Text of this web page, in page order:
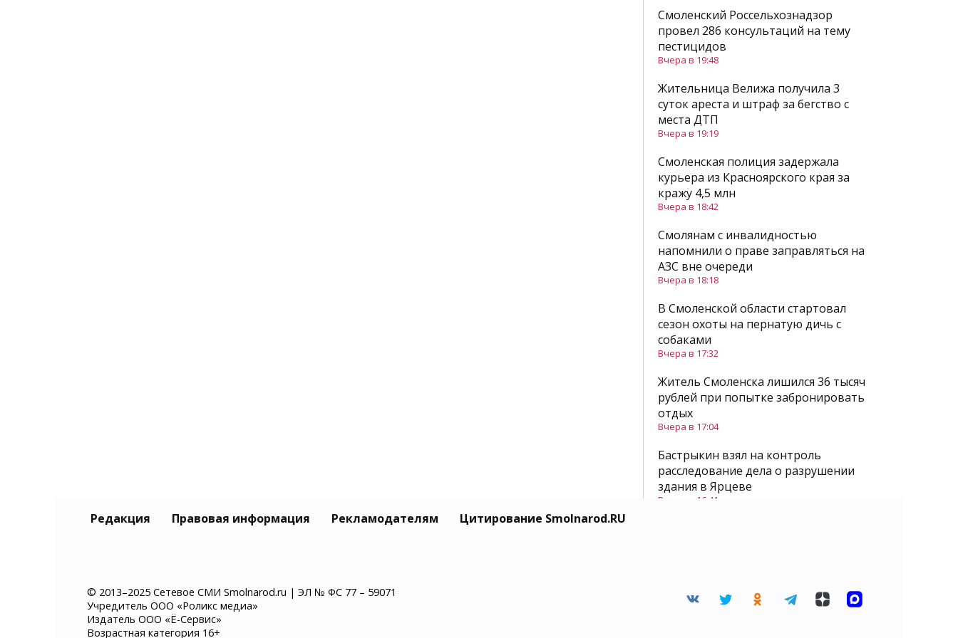
Смоленский Россельхознадзор
провел 286 консультаций на тему
пестицидов
Вчера в 19:48
Жительница Велижа получила 3
суток ареста и штраф за бегство с
места ДТП
Вчера в 19:19
Смоленская полиция задержала
курьера из Красноярского края за
кражу 4,5 млн
Вчера в 18:42
Смолянам с инвалидностью
напомнили о праве заправляться на
АЗС вне очереди
Вчера в 18:18
В Смоленской области стартовал
сезон охоты на пернатую дичь с
собаками
Вчера в 17:32
Житель Смоленска лишился 36 тысяч
рублей при попытке забронировать
отдых
Вчера в 17:04
Бастрыкин взял на контроль
расследование дела о разрушении
здания в Ярцеве
Вчера в 16:41
Редакция Правовая информация Рекламодателям Цитирование Smolnarod.RU
© 2013–2025 Сетевое СМИ Smolnarod.ru | ЭЛ № ФС 77 – 59071
Учредитель ООО «Роликс медиа»
Издатель ООО «Ё-Сервис»
Возрастная категория 16+